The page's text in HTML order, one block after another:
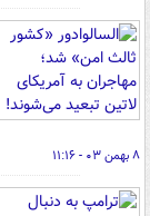
۸ بهمن ۰۳ - ۱۱:۱۶